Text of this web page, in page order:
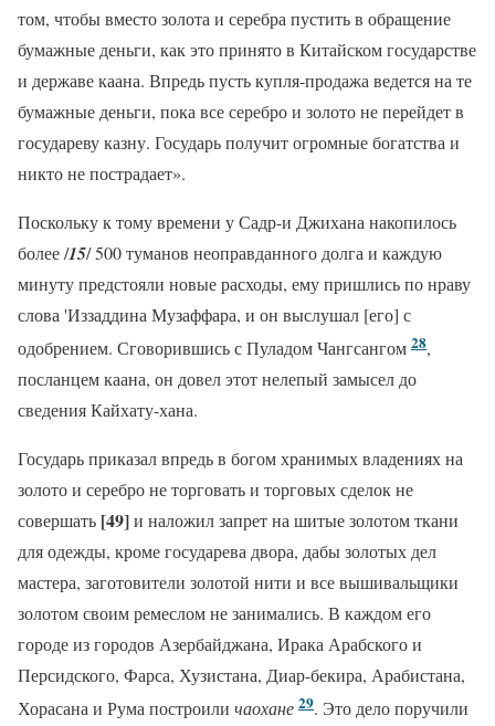
том, чтобы вместо золота и серебра пустить в обращение
бумажные деньги, как это принято в Китайском государстве
и державе каана. Впредь пусть купля-продажа ведется на те
бумажные деньги, пока все серебро и золото не перейдет в
государеву казну. Государь получит огромные богатства и
никто не пострадает».
Поскольку к тому времени у Садр-и Джихана накопилось
более /15/ 500 туманов неоправданного долга и каждую
минуту предстояли новые расходы, ему пришлись по нраву
слова 'Иззаддина Музаффара, и он выслушал [его] с
одобрением. Сговорившись с Пуладом Чангсангом 28,
посланцем каана, он довел этот нелепый замысел до
сведения Кайхату-хана.
Государь приказал впредь в богом хранимых владениях на
золото и серебро не торговать и торговых сделок не
совершать [49]и наложил запрет на шитые золотом ткани
для одежды, кроме государева двора, дабы золотых дел
мастера, заготовители золотой нити и все вышивальщики
золотом своим ремеслом не занимались. В каждом его
городе из городов Азербайджана, Ирака Арабского и
Персидского, Фарса, Хузистана, Диар-бекира, Арабистана,
Хорасана и Рума построили чаохане 29. Это дело поручили